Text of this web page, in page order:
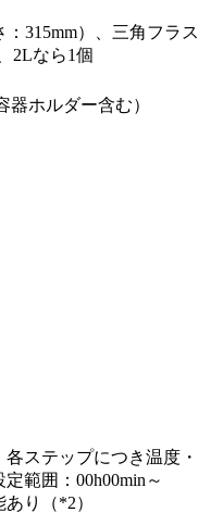
：315mm）、三角フラス
2Lなら1個
器ホルダー含む）
ステップにつき温度・
範囲：00h00min～
り（*2）